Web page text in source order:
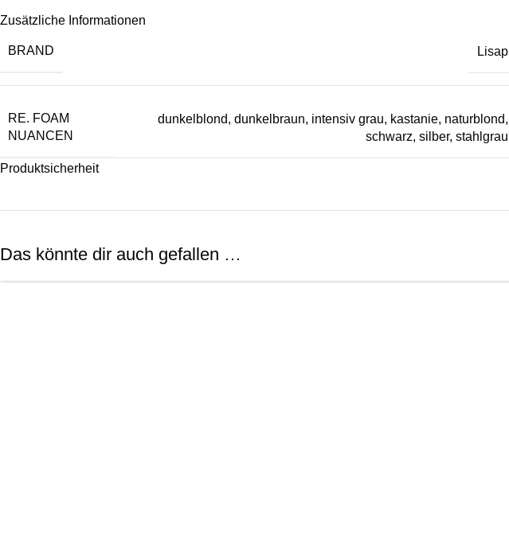
Zusätzliche Informationen
BRAND Lisap
RE. FOAM
NUANCEN
dunkelblond, dunkelbraun, intensiv grau, kastanie, naturblond,
schwarz, silber, stahlgrau
Produktsicherheit
Das könnte dir auch gefallen …